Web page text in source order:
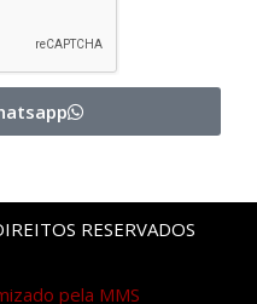
RESERVADOS
pela MMS